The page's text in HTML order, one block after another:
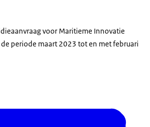
voor Maritieme Innovatie
periode maart 2023 tot en met februari